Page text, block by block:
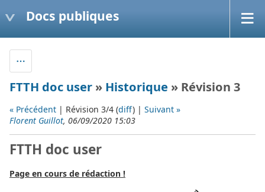
Docs publiques
FTTH doc user » Historique » Révision 3
« Précédent | Révision 3/4 (diff) | Suivant »
Florent Guillot, 06/09/2020 15:03
FTTH doc user
Page en cours de rédaction !